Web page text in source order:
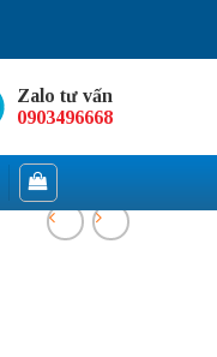
Zalo tư vấn
0903496668